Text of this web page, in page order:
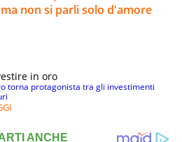
non si parli solo d'amore
in oro
torna protagonista tra gli investimenti